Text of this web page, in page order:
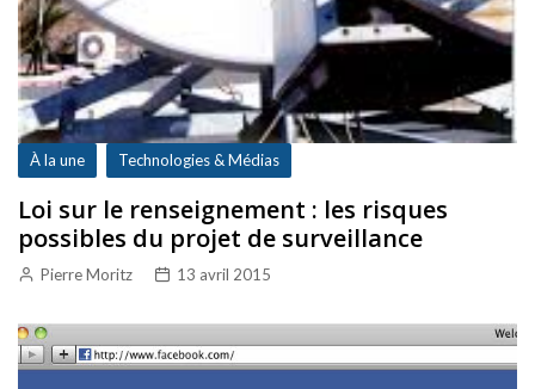
À la une Technologies & Médias
Loi sur le renseignement : les risques
possibles du projet de surveillance
Pierre Moritz 13 avril 2015